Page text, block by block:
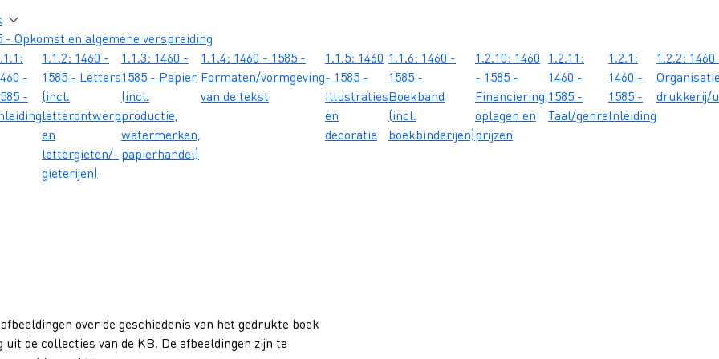
- Opkomst en algemene verspreiding
-
-
1.1.2: 1460 -
1585 - Letters
(incl.
letterontwerp
en
lettergieten/-
gieterijen)
1.1.3: 1460 -
1585 - Papier
(incl.
productie,
watermerken,
papierhandel)
1.1.4: 1460 - 1585 -
Formaten/vormgeving
van de tekst
1.1.5: 1460
- 1585 -
Illustraties
en
decoratie
1.1.6: 1460 -
1585 -
Boekband
(incl.
boekbinderijen)
1.2.10: 1460
- 1585 -
Financiering,
oplagen en
prijzen
1.2.11:
1460 -
1585 -
Taal/genre
1.2.1:
1460 -
1585 -
Inleiding
1.2.2:
drukkerij/
over de geschiedenis van het gedrukte boek
de collecties van de KB. De afbeeldingen zijn te